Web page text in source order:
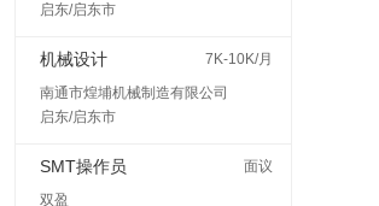
启东/启东市
机械设计
7K-10K/月
南通市煌埔机械制造有限公司
启东/启东市
SMT操作员
面议
双盈